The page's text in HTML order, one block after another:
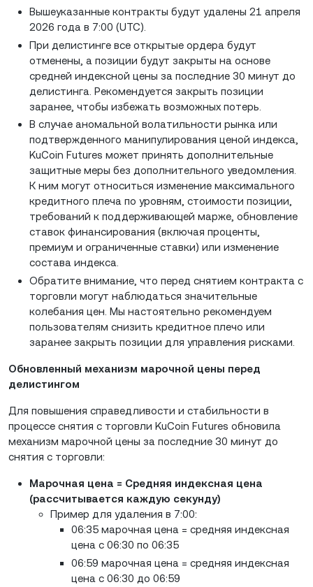
Вышеуказанные контракты будут удалены 21 апреля
2026 года в 7:00 (UTC).
При делистинге все открытые ордера будут
отменены, а позиции будут закрыты на основе
средней индексной цены за последние 30 минут до
делистинга. Рекомендуется закрыть позиции
заранее, чтобы избежать возможных потерь.
В случае аномальной волатильности рынка или
подтвержденного манипулирования ценой индекса,
KuCoin Futures может принять дополнительные
защитные меры без дополнительного уведомления.
К ним могут относиться изменение максимального
кредитного плеча по уровням, стоимости позиции,
требований к поддерживающей марже, обновление
ставок финансирования (включая проценты,
премиум и ограниченные ставки) или изменение
состава индекса.
Обратите внимание, что перед снятием контракта с
торговли могут наблюдаться значительные
колебания цен. Мы настоятельно рекомендуем
пользователям снизить кредитное плечо или
заранее закрыть позиции для управления рисками.
Обновленный механизм марочной цены перед
делистингом
Для повышения справедливости и стабильности в
процессе снятия с торговли KuCoin Futures обновила
механизм марочной цены за последние 30 минут до
снятия с торговли:
Марочная цена = Средняя индексная цена
(рассчитывается каждую секунду)
Пример для удаления в 7:00:
06:35 марочная цена = средняя индексная
цена с 06:30 по 06:35
06:59 марочная цена = средняя индексная
цена с 06:30 до 06:59